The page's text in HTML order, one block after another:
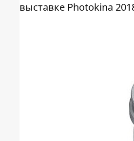
выставке Photokina